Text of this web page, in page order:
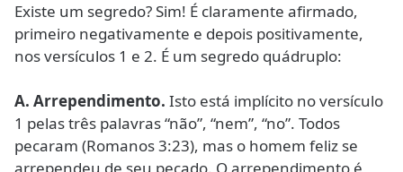
Existe um segredo? Sim! É claramente afirmado,
primeiro negativamente e depois positivamente,
nos versículos 1 e 2. É um segredo quádruplo:
A. Arrependimento. Isto está implícito no versículo
1 pelas três palavras “não”, “nem”, “no”. Todos
pecaram (Romanos 3:23), mas o homem feliz se